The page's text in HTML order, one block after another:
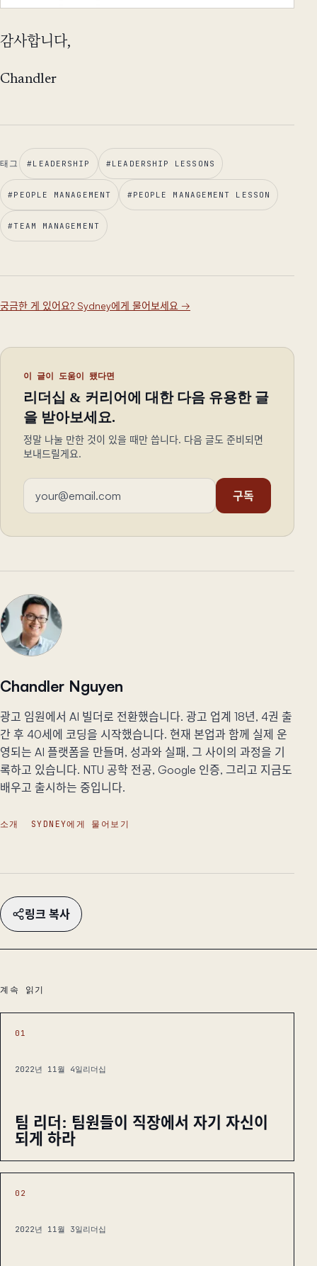
감사합니다,
Chandler
태그 #LEADERSHIP #LEADERSHIP LESSONS
#PEOPLE MANAGEMENT #PEOPLE MANAGEMENT LESSON
#TEAM MANAGEMENT
궁금한 게 있어요? Sydney에게 물어보세요 →
이 글이 도움이 됐다면
리더십 & 커리어에 대한 다음 유용한 글
을 받아보세요.
정말 나눌 만한 것이 있을 때만 씁니다. 다음 글도 준비되면
보내드릴게요.
이메일 주소
구독
Chandler Nguyen
광고 임원에서 AI 빌더로 전환했습니다. 광고 업계 18년, 4권 출
간 후 40세에 코딩을 시작했습니다. 현재 본업과 함께 실제 운
영되는 AI 플랫폼을 만들며, 성과와 실패, 그 사이의 과정을 기
록하고 있습니다. NTU 공학 전공, Google 인증, 그리고 지금도
배우고 출시하는 중입니다.
소개 SYDNEY에게 물어보기
링크 복사
계속 읽기
01
2022년 11월 4일리더십
팀 리더: 팀원들이 직장에서 자기 자신이
되게 하라
02
2022년 11월 3일리더십